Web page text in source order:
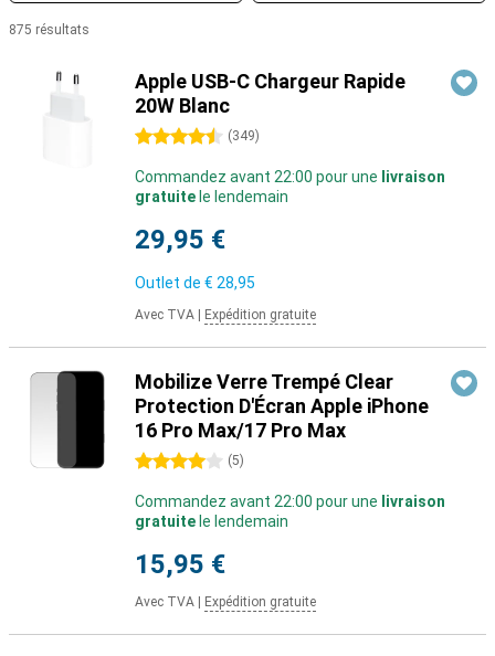
875 résultats
Apple USB-C Chargeur Rapide
20W Blanc
4.5 étoiles (349)
Commandez avant 22:00 pour une livraison
gratuite le lendemain
29,95 €
Outlet de € 28,95
Avec TVA Expédition gratuite
Mobilize Verre Trempé Clear
Protection D'Écran Apple iPhone
16 Pro Max/17 Pro Max
4 étoiles (5)
Commandez avant 22:00 pour une livraison
gratuite le lendemain
15,95 €
Avec TVA Expédition gratuite